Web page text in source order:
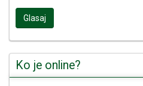
Glasaj
Ko je online?